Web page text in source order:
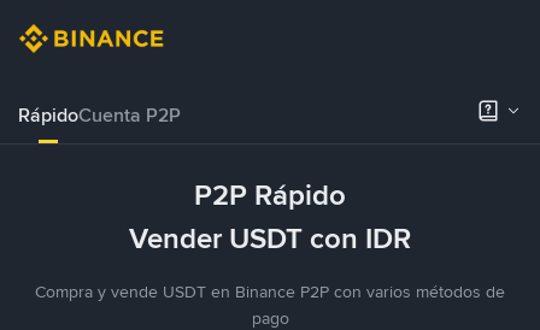
RápidoCuenta P2P
P2P Rápido
Vender USDT con IDR
Compra y vende USDT en Binance P2P con varios métodos de
pago